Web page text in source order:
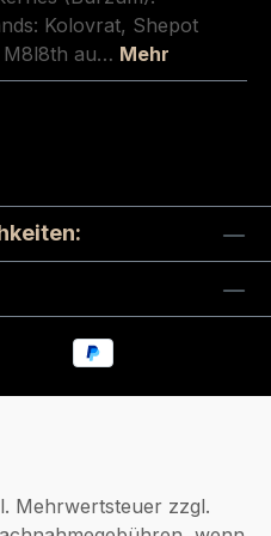
Kolovrat, Shepot
M8l8th au… Mehr
Mehrwertsteuer zzgl.